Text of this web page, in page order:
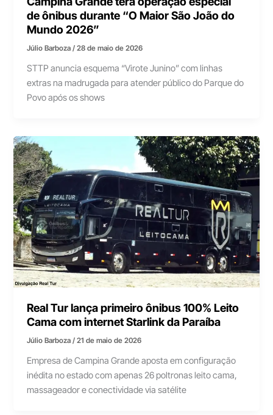
de ônibus durante “O Maior São João do
Mundo 2026”
Júlio Barboza/28 de maio de 2026
STTP anuncia esquema “Virote Junino” com linhas
extras na madrugada para atender público do Parque do
Povo após os shows
Real Tur lança primeiro ônibus 100% Leito
Cama com internet Starlink da Paraíba
Júlio Barboza/21 de maio de 2026
Empresa de Campina Grande aposta em configuração
inédita no estado com apenas 26 poltronas leito cama,
massageador e conectividade via satélite